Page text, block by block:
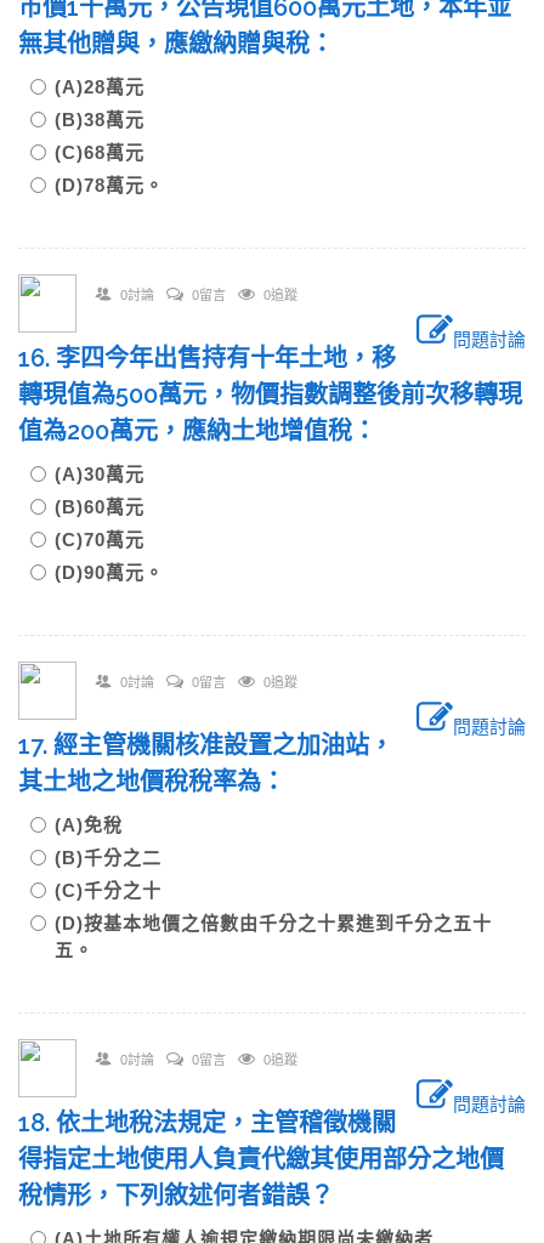
市價1千萬元，公告現值600萬元土地，本年並
無其他贈與，應繳納贈與稅：
(A)28萬元
(B)38萬元
(C)68萬元
(D)78萬元。
0討論 0留言 0追蹤
問題討論
16. 李四今年出售持有十年土地，移
轉現值為500萬元，物價指數調整後前次移轉現
值為200萬元，應納土地增值稅：
(A)30萬元
(B)60萬元
(C)70萬元
(D)90萬元。
0討論 0留言 0追蹤
問題討論
17. 經主管機關核准設置之加油站，
其土地之地價稅稅率為：
(A)免稅
(B)千分之二
(C)千分之十
(D)按基本地價之倍數由千分之十累進到千分之五十
五。
0討論 0留言 0追蹤
問題討論
18. 依土地稅法規定，主管稽徵機關
得指定土地使用人負責代繳其使用部分之地價
稅情形，下列敘述何者錯誤？
(A)土地所有權人逾規定繳納期限尚未繳納者